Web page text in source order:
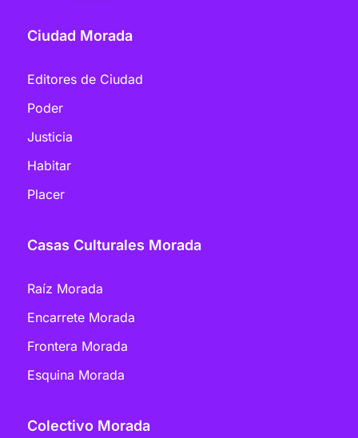
Ciudad Morada
Editores de Ciudad
Poder
Justicia
Habitar
Placer
Casas Culturales Morada
Raíz Morada
Encarrete Morada
Frontera Morada
Esquina Morada
Colectivo Morada